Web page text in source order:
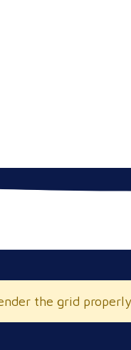
the grid properly